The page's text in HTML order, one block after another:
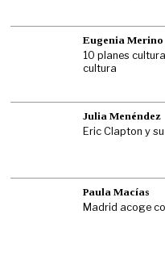
Eugenia Merino
10 planes
cultura
Julia Menéndez
Eric Clapton y
Paula Macías
Madrid acoge